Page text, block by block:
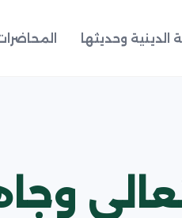
وحديثها